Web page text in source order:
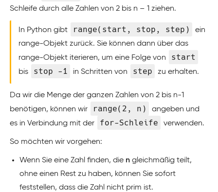
Schleife durch alle Zahlen von 2 bis n – 1 ziehen.
In Python gibt range(start, stop, step)
ein
range-Objekt zurück. Sie können dann über das
range-Objekt iterieren, um eine Folge von
start
bis stop -1 in Schritten von step zu erhalten.
Da wir die Menge der ganzen Zahlen von 2 bis n-1
benötigen, können wir
range(2, n)
angeben und
es in Verbindung mit der
for-Schleife verwenden.
So möchten wir vorgehen:
Wenn Sie eine Zahl finden, die n gleichmäßig teilt,
ohne einen Rest zu haben, können Sie sofort
feststellen, dass die Zahl nicht prim ist.